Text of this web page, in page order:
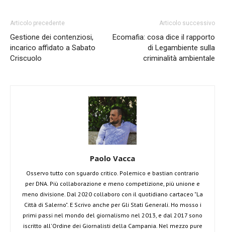
Articolo precedente
Gestione dei contenziosi,
incarico affidato a Sabato
Criscuolo
Articolo successivo
Ecomafia: cosa dice il rapporto
di Legambiente sulla
criminalità ambientale
Paolo Vacca
Osservo tutto con sguardo critico. Polemico e bastian contrario
per DNA. Più collaborazione e meno competizione, più unione e
meno divisione. Dal 2020 collaboro con il quotidiano cartaceo "La
Città di Salerno". E Scrivo anche per Gli Stati Generali. Ho mosso i
primi passi nel mondo del giornalismo nel 2013, e dal 2017 sono
iscritto all'Ordine dei Giornalisti della Campania. Nel mezzo pure